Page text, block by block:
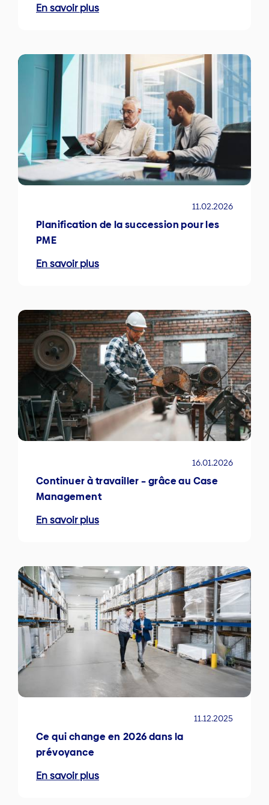
En savoir plus
11.02.2026
Planification de la succession pour les
PME
En savoir plus
16.01.2026
Continuer à travailler – grâce au Case
Management
En savoir plus
11.12.2025
Ce qui change en 2026 dans la
prévoyance
En savoir plus